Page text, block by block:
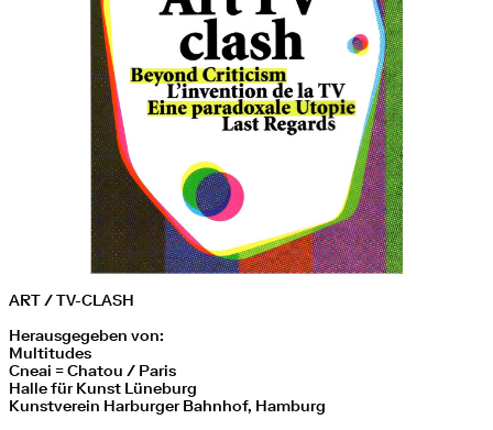
ART / TV-CLASH
Herausgegeben von:
Multitudes
Cneai = Chatou / Paris
Halle für Kunst Lüneburg
Kunstverein Harburger Bahnhof, Hamburg